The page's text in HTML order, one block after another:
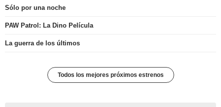
Sólo por una noche
PAW Patrol: La Dino Película
La guerra de los últimos
Todos los mejores próximos estrenos